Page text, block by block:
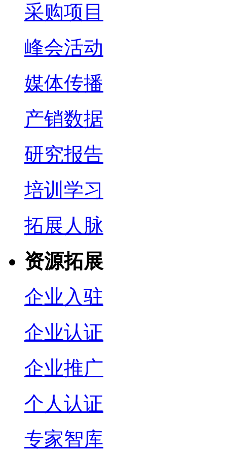
采购项目
峰会活动
媒体传播
产销数据
研究报告
培训学习
拓展人脉
资源拓展
企业入驻
企业认证
企业推广
个人认证
专家智库